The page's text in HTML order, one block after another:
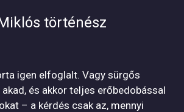
történész
igen elfoglalt. Vagy sürgős
és akkor teljes erőbedobással
– a kérdés csak az, mennyi